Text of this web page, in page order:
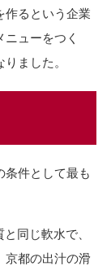
作るという企業
ューをつく
ました。
条件として最も
同じ軟水で、
京都の出汁の滑